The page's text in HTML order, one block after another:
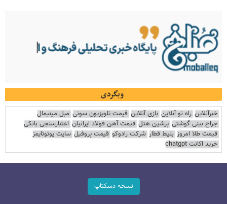
وبگردی
خبرآنلاین راه نو آنلاین بازی آنلاین قیمت تلویزیون سونی مبل مینیمال
جراح بینی گوشتی پرشین هتل قیمت آهن فولاد ایرانیان اعتبارسنجی بانکی
قیمت طلا امروز بلیط قطار شرکت رادوکو قیمت پروفیل سایت یوتوتایمز
خرید اکانت chatgpt
نسخه دسکتاپ